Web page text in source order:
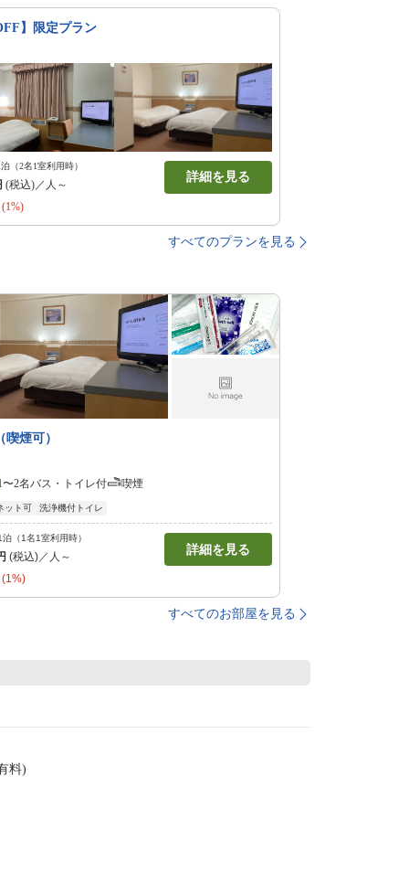
】限定プラン
（2名1室利用時）
(税込)／人～
詳細を見る
すべてのプランを見る
喫煙可）
〜2名バス・トイレ付 喫煙
ット可 洗浄機付トイレ
（1名1室利用時）
(税込)／人～ 詳細を見る
(1%)
すべてのお部屋を見る
料)